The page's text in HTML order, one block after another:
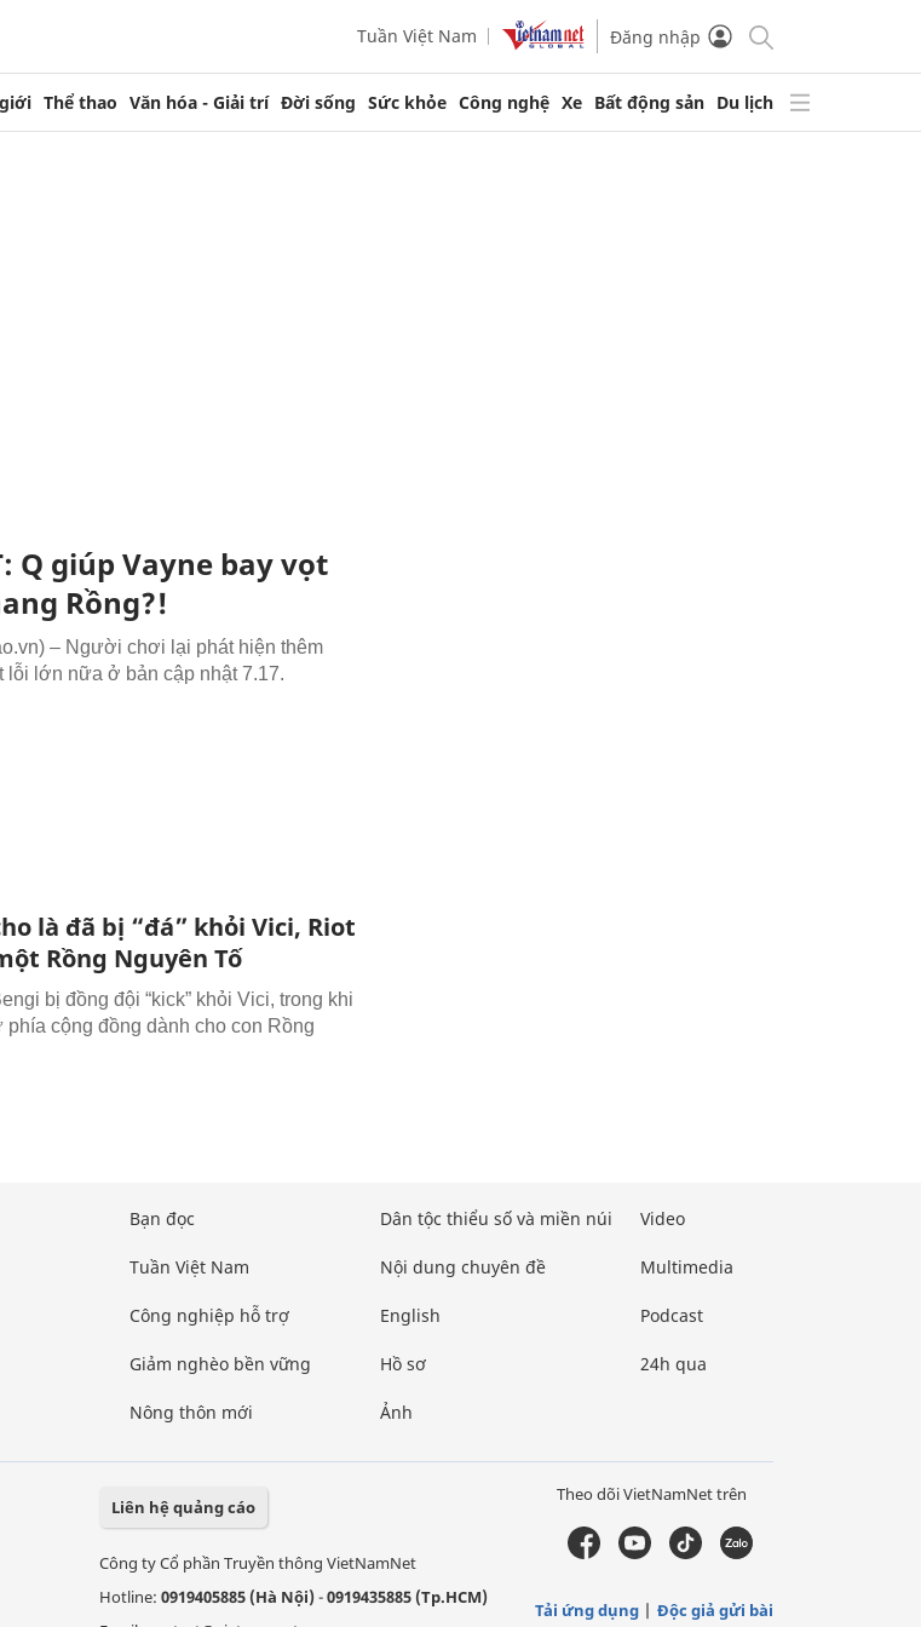
Tuần Việt Nam Đăng nhập
Thể thao Văn hóa - Giải trí Đời sống Sức khỏe Công nghệ Xe Bất động sản Du lịch
Q giúp Vayne bay vọt
Rồng?!
– Người chơi lại phát hiện thêm
lỗi lớn nữa ở bản cập nhật 7.17.
là đã bị “đá” khỏi Vici, Riot
Rồng Nguyên Tố
bị đồng đội “kick” khỏi Vici, trong khi
cộng đồng dành cho con Rồng
Bạn đọc
Tuần Việt Nam
Công nghiệp hỗ trợ
Giảm nghèo bền vững
Nông thôn mới
Dân tộc thiểu số và miền núi
Nội dung chuyên đề
English
Hồ sơ
Ảnh
Video
Multimedia
Podcast
24h qua
Liên hệ quảng cáo
Công ty Cổ phần Truyền thông VietNamNet
Hotline: 0919405885 (Hà Nội)-0919435885 (Tp.HCM)
Theo dõi VietNamNet trên
Tải ứng dụng Độc giả gửi bài